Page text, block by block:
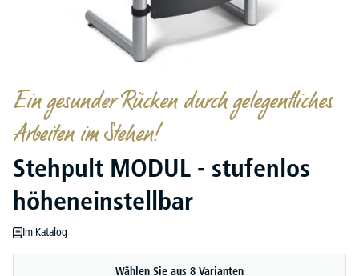
Ein gesunder Rücken durch gelegentliches
Arbeiten im Stehen!
Stehpult MODUL - stufenlos
höheneinstellbar
Im Katalog
Wählen Sie aus 8 Varianten